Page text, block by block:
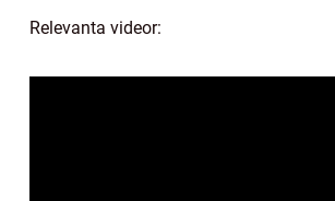
Relevanta videor: